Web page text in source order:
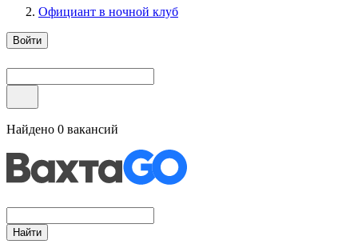
Официант в ночной клуб
Войти
Найдено 0 вакансий
Найти